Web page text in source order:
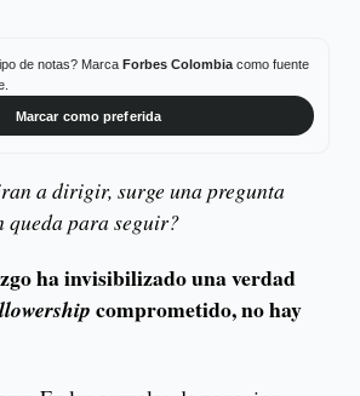
de notas? Marca Forbes Colombiacomo fuente
Marcar como preferida
a dirigir, surge una pregunta
queda para seguir?
ha invisibilizado una verdad
comprometido, no hay